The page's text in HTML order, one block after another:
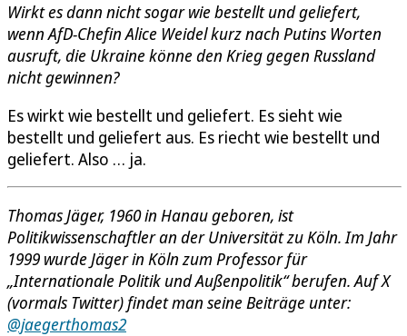
Wirkt es dann nicht sogar wie bestellt und geliefert,
wenn AfD-Chefin Alice Weidel kurz nach Putins Worten
ausruft, die Ukraine könne den Krieg gegen Russland
nicht gewinnen?
Es wirkt wie bestellt und geliefert. Es sieht wie
bestellt und geliefert aus. Es riecht wie bestellt und
geliefert. Also … ja.
Thomas Jäger, 1960 in Hanau geboren, ist
Politikwissenschaftler an der Universität zu Köln. Im Jahr
1999 wurde Jäger in Köln zum Professor für
„Internationale Politik und Außenpolitik“ berufen. Auf X
(vormals Twitter) findet man seine Beiträge unter:
@jaegerthomas2